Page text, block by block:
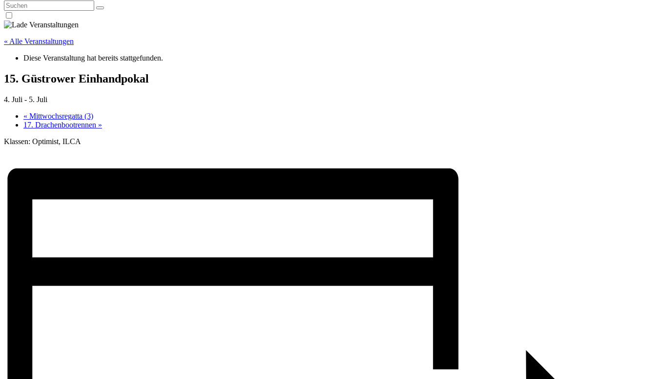
« Alle Veranstaltungen
Diese Veranstaltung hat bereits stattgefunden.
15. Güstrower Einhandpokal
4. Juli - 5. Juli
« Mittwochsregatta (3)
17. Drachenbootrennen »
Klassen: Optimist, ILCA